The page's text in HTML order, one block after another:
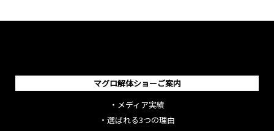
マグロ解体ショーご案内
・ メディア実績
・ 選ばれる3つの理由